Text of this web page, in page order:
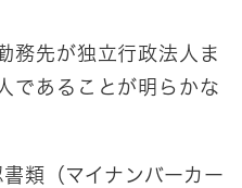
務先が独立行政法人ま
であることが明らかな
類（マイナンバーカー